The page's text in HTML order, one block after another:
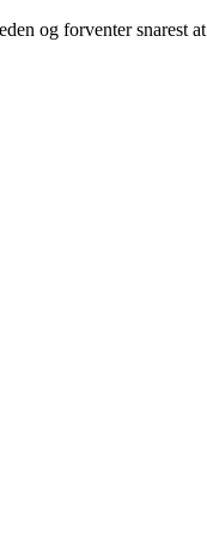
og forventer snarest